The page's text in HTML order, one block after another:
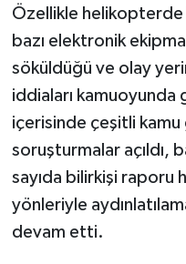
Özellikle helikopterde
bazı elektronik
söküldüğü ve olay
iddiaları kamuoyunda
içerisinde çeşitli kamu
soruşturmalar açıldı,
sayıda bilirkişi raporu
yönleriyle
devam etti.